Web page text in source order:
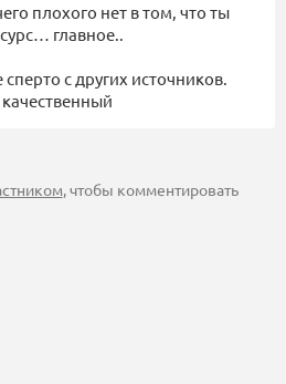
плохого нет в том, что ты
главное..
с других источников.
, чтобы комментировать